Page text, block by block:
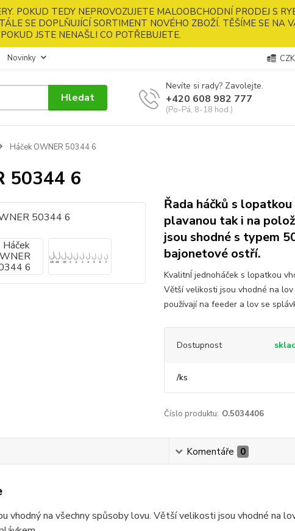
POKUD TEDY NEPROVOZUJETE MALOOBCHODNÍ PRODEJ S
SE DOPLŇUJÍCÍ SORTIMENT NOVÉHO ZBOŽÍ. TĚŠÍME SE NA
JSTE NENAŠLI CO POTŘEBUJETE.
Novinky
Hledat
Nevíte si rady? Zavolejte.
+420 608 982 777
(Po-Pá, 8-18 hod.)
Háček OWNER 50344 6
50344 6
Řada háčků s
plavanou tak i na
jsou shodné s typem
bajonetové ostří.
KvalitnÍ jednoháček s lopatkou
Větší velikosti jsou vhodné na
používají na feeder a lov se
Dostupnost
/ks
Číslo produktu: O.5034406
Komentáře 0
vhodný na všechny spůsoby lovu. Větší velikosti jsou vhodné na